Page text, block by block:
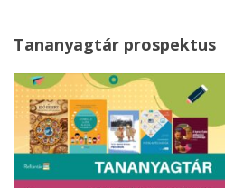
Tananyagtár prospektus